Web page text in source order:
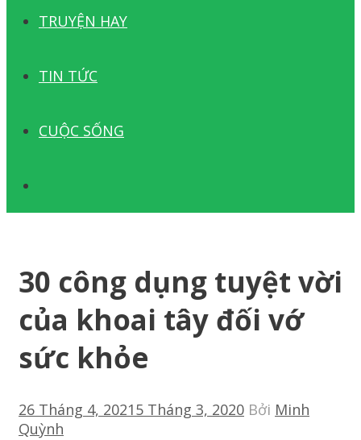
TRUYỆN HAY
TIN TỨC
CUỘC SỐNG
30 công dụng tuyệt vời
của khoai tây đối vớ
sức khỏe
26 Tháng 4, 20215 Tháng 3, 2020 Bởi Minh
Quỳnh